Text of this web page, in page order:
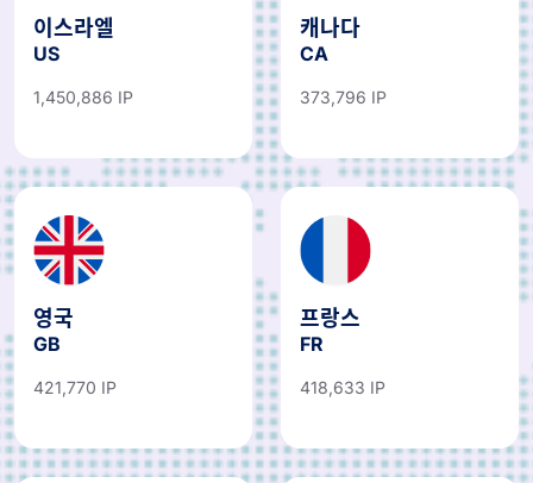
이스라엘
US
1,450,886 IP
캐나다
CA
373,796 IP
영국
GB
421,770 IP
프랑스
FR
418,633 IP